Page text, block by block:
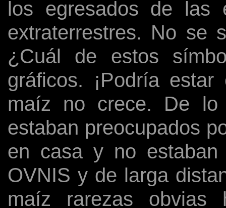
los egresados ​​de las
extraterrestres. No se
¿Cuál de estos
gráficos. ¡Podría
maíz no crece. De lo
estaban preocupados
en casa y no
OVNIS y de larga
maíz rarezas obvias